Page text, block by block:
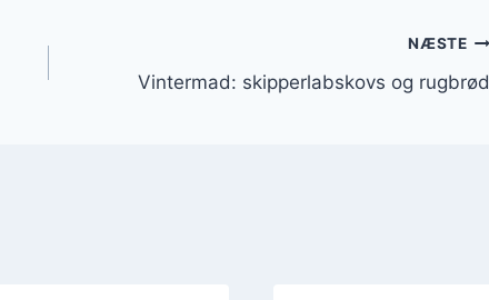
NÆSTE
Vintermad: skipperlabskovs og rugbrød